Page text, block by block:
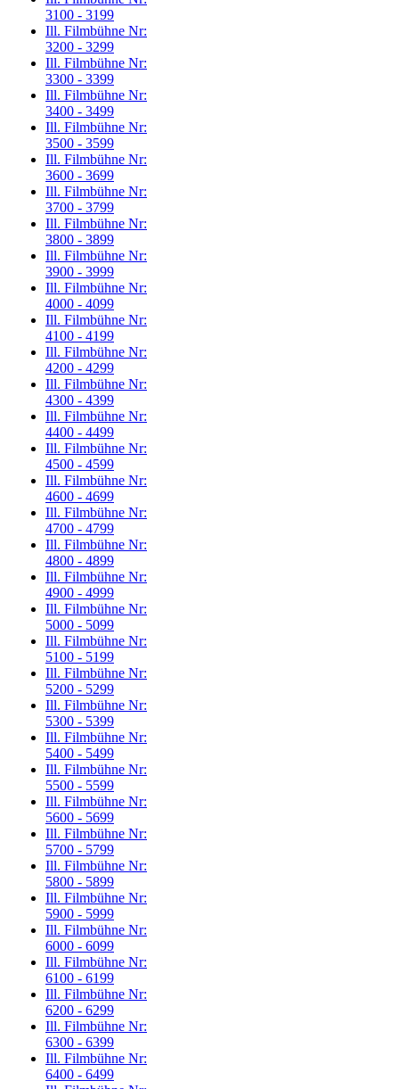
3100 - 3199
Ill. Filmbühne Nr:
3200 - 3299
Ill. Filmbühne Nr:
3300 - 3399
Ill. Filmbühne Nr:
3400 - 3499
Ill. Filmbühne Nr:
3500 - 3599
Ill. Filmbühne Nr:
3600 - 3699
Ill. Filmbühne Nr:
3700 - 3799
Ill. Filmbühne Nr:
3800 - 3899
Ill. Filmbühne Nr:
3900 - 3999
Ill. Filmbühne Nr:
4000 - 4099
Ill. Filmbühne Nr:
4100 - 4199
Ill. Filmbühne Nr:
4200 - 4299
Ill. Filmbühne Nr:
4300 - 4399
Ill. Filmbühne Nr:
4400 - 4499
Ill. Filmbühne Nr:
4500 - 4599
Ill. Filmbühne Nr:
4600 - 4699
Ill. Filmbühne Nr:
4700 - 4799
Ill. Filmbühne Nr:
4800 - 4899
Ill. Filmbühne Nr:
4900 - 4999
Ill. Filmbühne Nr:
5000 - 5099
Ill. Filmbühne Nr:
5100 - 5199
Ill. Filmbühne Nr:
5200 - 5299
Ill. Filmbühne Nr:
5300 - 5399
Ill. Filmbühne Nr:
5400 - 5499
Ill. Filmbühne Nr:
5500 - 5599
Ill. Filmbühne Nr:
5600 - 5699
Ill. Filmbühne Nr:
5700 - 5799
Ill. Filmbühne Nr:
5800 - 5899
Ill. Filmbühne Nr:
5900 - 5999
Ill. Filmbühne Nr:
6000 - 6099
Ill. Filmbühne Nr:
6100 - 6199
Ill. Filmbühne Nr:
6200 - 6299
Ill. Filmbühne Nr:
6300 - 6399
Ill. Filmbühne Nr:
6400 - 6499